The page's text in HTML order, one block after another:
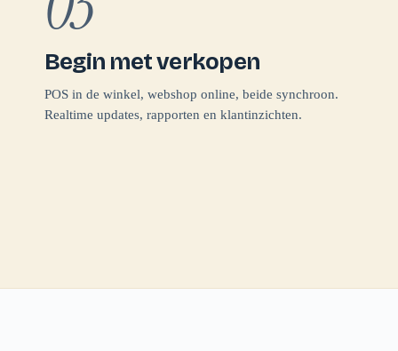
Begin met verkopen
POS in de winkel, webshop online, beide synchroon.
Realtime updates, rapporten en klantinzichten.